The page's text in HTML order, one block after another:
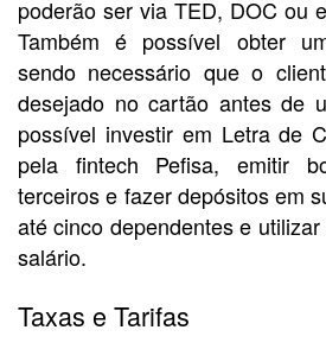
poderão ser via TED, DOC ou
Também é possível obter
sendo necessário que o
desejado no cartão antes de
possível investir em Letra de
pela fintech Pefisa, emitir
terceiros e fazer depósitos em
até cinco dependentes e
salário.
Taxas e Tarifas